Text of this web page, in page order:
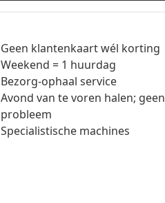
Geen klantenkaart wél korting
Weekend = 1 huurdag
Bezorg-ophaal service
Avond van te voren halen; geen
probleem
Specialistische machines